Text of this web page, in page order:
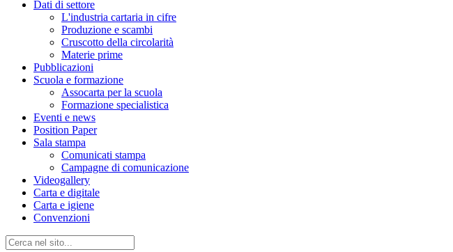
Dati di settore
L'industria cartaria in cifre
Produzione e scambi
Cruscotto della circolarità
Materie prime
Pubblicazioni
Scuola e formazione
Assocarta per la scuola
Formazione specialistica
Eventi e news
Position Paper
Sala stampa
Comunicati stampa
Campagne di comunicazione
Videogallery
Carta e digitale
Carta e igiene
Convenzioni